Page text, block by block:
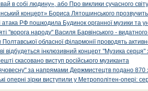
в собі людину», або Про виклики сучасного світу
концерт» Бориса Лятошинського
атака РФ пошкодила Будинок органної музики та
"ворога народу" Василя Барвінського -
обласної філармонії проводять
відбудеться інклюзивний концерт "Музика
скасовано виступ російського музиканта
за напрямами Держмистецтв подано 870
оперні зірки виступили у Метрополітен-опері: